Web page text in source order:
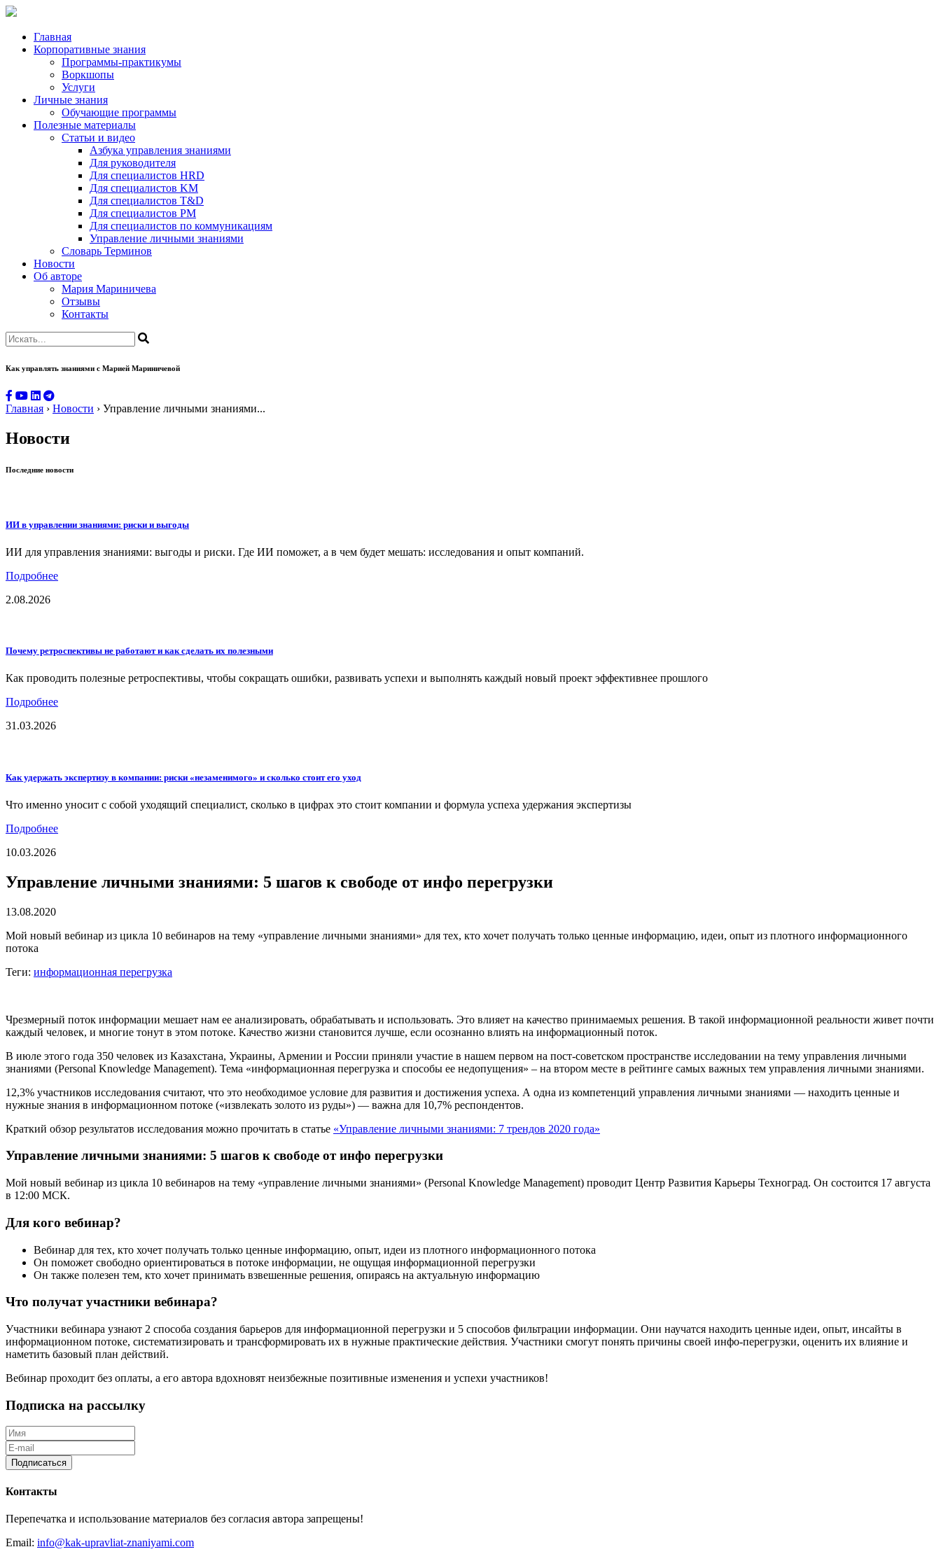
Главная
Корпоративные знания
Программы-практикумы
Воркшопы
Услуги
Личные знания
Обучающие программы
Полезные материалы
Статьи и видео
Азбука управления знаниями
Для руководителя
Для специалистов HRD
Для специалистов KM
Для специалистов T&D
Для специалистов PM
Для специалистов по коммуникациям
Управление личными знаниями
Словарь Терминов
Новости
Об авторе
Мария Мариничева
Отзывы
Контакты
Как управлять знаниями с Марией Мариничевой
Главная › Новости › Управление личными знаниями...
Новости
Последние новости
ИИ в управлении знаниями: риски и выгоды
ИИ для управления знаниями: выгоды и риски. Где ИИ поможет, а в чем будет мешать: исследования и опыт компаний.
Подробнее
2.08.2026
Почему ретроспективы не работают и как сделать их полезными
Как проводить полезные ретроспективы, чтобы сокращать ошибки, развивать успехи и выполнять каждый новый проект эффективнее прошлого
Подробнее
31.03.2026
Как удержать экспертизу в компании: риски «незаменимого» и сколько стоит его уход
Что именно уносит с собой уходящий специалист, сколько в цифрах это стоит компании и формула успеха удержания экспертизы
Подробнее
10.03.2026
Управление личными знаниями: 5 шагов к свободе от инфо перегрузки
13.08.2020
Мой новый вебинар из цикла 10 вебинаров на тему «управление личными знаниями» для тех, кто хочет получать только ценные информацию, идеи, опыт из плотного информационного
потока
Теги: информационная перегрузка
Чрезмерный поток информации мешает нам ее анализировать, обрабатывать и использовать. Это влияет на качество принимаемых решения. В такой информационной реальности живет почти
каждый человек, и многие тонут в этом потоке. Качество жизни становится лучше, если осознанно влиять на информационный поток.
В июле этого года 350 человек из Казахстана, Украины, Армении и России приняли участие в нашем первом на пост-советском пространстве исследовании на тему управления личными
знаниями (Personal Knowledge Management). Тема «информационная перегрузка и способы ее недопущения» – на втором месте в рейтинге самых важных тем управления личными знаниями.
12,3% участников исследования считают, что это необходимое условие для развития и достижения успеха. А одна из компетенций управления личными знаниями — находить ценные и
нужные знания в информационном потоке («извлекать золото из руды») — важна для 10,7% респондентов.
Краткий обзор результатов исследования можно прочитать в статье «Управление личными знаниями: 7 трендов 2020 года»
Управление личными знаниями: 5 шагов к свободе от инфо перегрузки
Мой новый вебинар из цикла 10 вебинаров на тему «управление личными знаниями» (Personal Knowledge Management) проводит Центр Развития Карьеры Техноград. Он состоится 17 августа
в 12:00 МСК.
Для кого вебинар?
Вебинар для тех, кто хочет получать только ценные информацию, опыт, идеи из плотного информационного потока
Он поможет свободно ориентироваться в потоке информации, не ощущая информационной перегрузки
Он также полезен тем, кто хочет принимать взвешенные решения, опираясь на актуальную информацию
Что получат участники вебинара?
Участники вебинара узнают 2 способа создания барьеров для информационной перегрузки и 5 способов фильтрации информации. Они научатся находить ценные идеи, опыт, инсайты в
информационном потоке, систематизировать и трансформировать их в нужные практические действия. Участники смогут понять причины своей инфо-перегрузки, оценить их влияние и
наметить базовый план действий.
Вебинар проходит без оплаты, а его автора вдохновят неизбежные позитивные изменения и успехи участников!
Подписка на рассылку
Подписаться
Контакты
Перепечатка и использование материалов без согласия автора запрещены!
Email: info@kak-upravliat-znaniyami.com